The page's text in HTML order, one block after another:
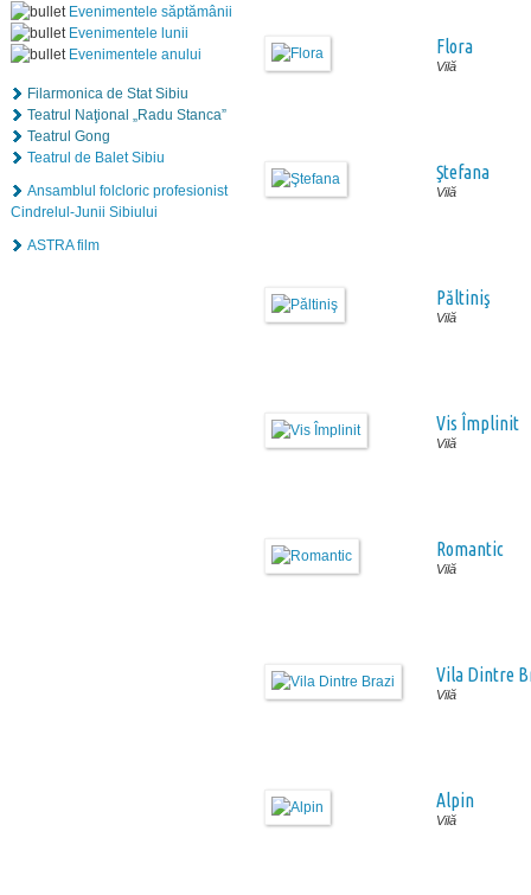
Evenimentele săptămânii
Evenimentele lunii
Evenimentele anului
Filarmonica de Stat Sibiu
Teatrul Naţional „Radu Stanca”
Teatrul Gong
Teatrul de Balet Sibiu
Ansamblul folcloric profesionist
Cindrelul-Junii Sibiului
ASTRA film
Flora
Vilă
Ştefana
Vilă
Păltiniş
Vilă
Vis Împlinit
Vilă
Romantic
Vilă
Vila Dintre
Vilă
Alpin
Vilă